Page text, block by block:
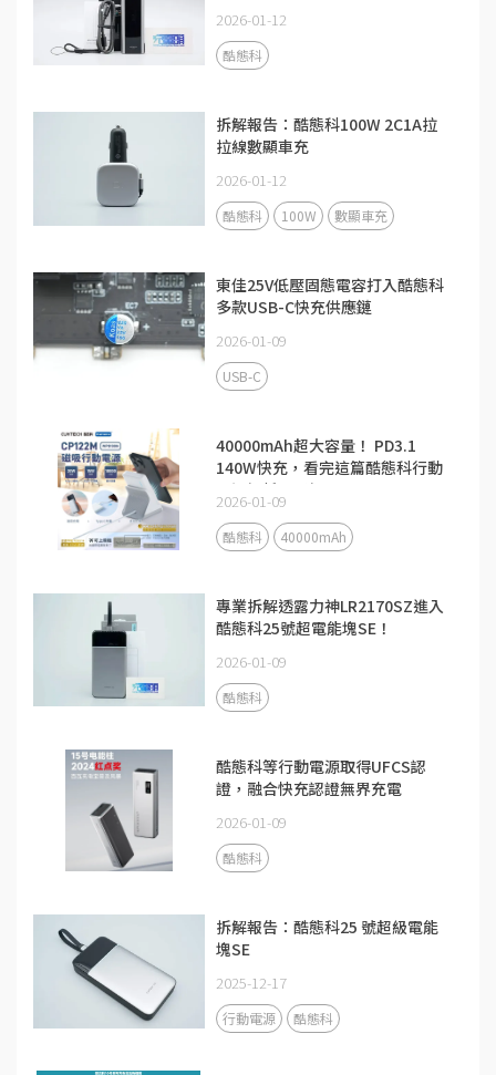
2026-01-12
酷態科
拆解報告：酷態科100W 2C1A拉
拉線數顯車充
2026-01-12
酷態科 100W 數顯車充
東佳25V低壓固態電容打入酷態科
多款USB-C快充供應鏈
2026-01-09
USB-C
40000mAh超大容量！ PD3.1
140W快充，看完這篇酷態科行動
電源解析更了解
2026-01-09
酷態科 40000mAh
專業拆解透露力神LR2170SZ進入
酷態科25號超電能塊SE！
2026-01-09
酷態科
酷態科等行動電源取得UFCS認
證，融合快充認證無界充電
2026-01-09
酷態科
拆解報告：酷態科25 號超級電能
塊SE
2025-12-17
行動電源 酷態科